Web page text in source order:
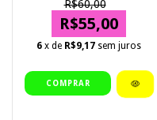
R$60,00
R$55,00
6 x de R$9,17 sem juros